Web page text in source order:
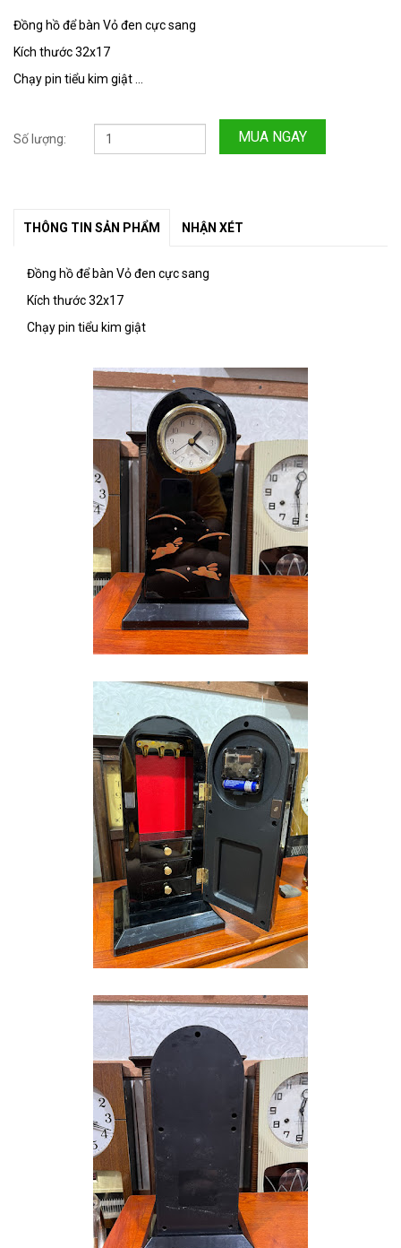
Đồng hồ để bàn Vỏ đen cực sang
Kích thước 32x17
Chạy pin tiểu kim giật ...
Số lượng: MUA NGAY
THÔNG TIN SẢN PHẨM NHẬN XÉT
Đồng hồ để bàn Vỏ đen cực sang
Kích thước 32x17
Chạy pin tiểu kim giật